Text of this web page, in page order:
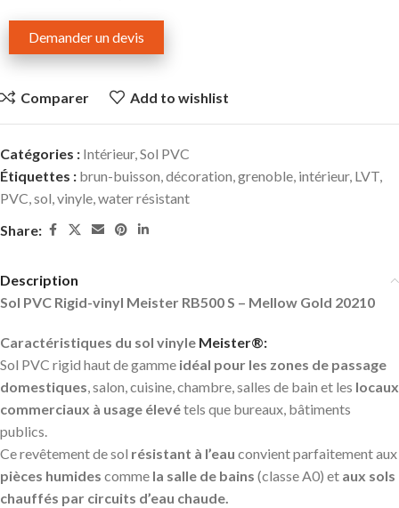
Demander un devis
Comparer Add to wishlist
Catégories : Intérieur,Sol PVC
Étiquettes : brun-buisson,décoration,grenoble, intérieur, LVT,
PVC,sol,vinyle,water résistant
Share:
Description
Sol PVC Rigid-vinyl Meister RB500 S – Mellow Gold 20210
Caractéristiques du sol vinyle Meister®:
Sol PVC rigid haut de gamme idéal pour les zones de passage
domestiques, salon, cuisine, chambre, salles de bain et les locaux
commerciaux à usage élevétels que bureaux, bâtiments
publics.
Ce revêtement de sol résistant à l’eau convient parfaitement aux
pièces humides comme la salle de bains (classe A0) et aux sols
chauffés par circuits d’eau chaude.